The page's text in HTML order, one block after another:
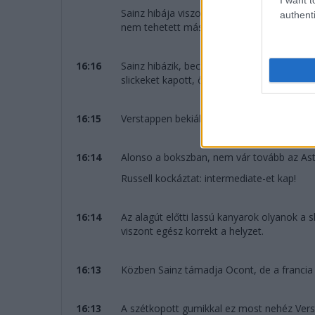
Sainz hibája viszont fájdalmas: a Ferrari
nem tehetett mást - és Leclerc volt már
16:16
Sainz hibázik, becsúszik, de folytatja -
slickeket kapott, ő nagyon ráfaraghatott...
16:15 Verstappen bekiáltja a rádióba: "Intereket,
16:14
Alonso a bokszban, nem vár tovább az
Russell kockáztat: intermediate-et kap!
16:14
Az alagút előtti lassú kanyarok olyanok a
viszont egész korrekt a helyzet.
16:13 Közben Sainz támadja Ocont, de a
16:13
A szétkopott gumikkal ez most nehéz